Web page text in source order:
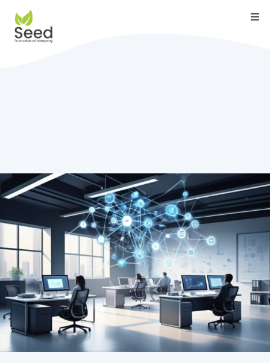
content
หน้าแรก
บล็อค
คู่มือ
ดาวน์โหลด
สมัครใช้บริการ